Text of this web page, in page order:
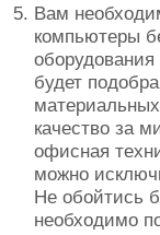
Вам
компьютеры
будет
качество за
офисная
можно
Не обойтись
необходимо